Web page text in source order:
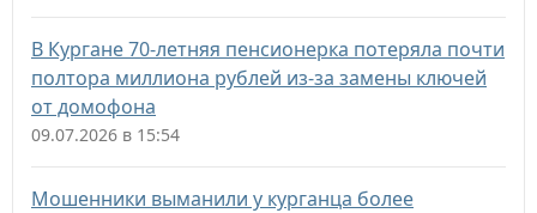
В Кургане 70-летняя пенсионерка потеряла почти
полтора миллиона рублей из-за замены ключей
от домофона
09.07.2026 в 15:54
Мошенники выманили у курганца более